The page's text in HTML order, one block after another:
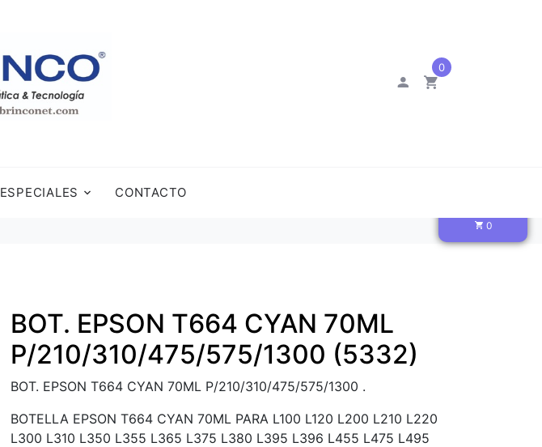
0
ESPECIALES CONTACTO
BOT. EPSON T664 CYAN 70ML
P/210/310/475/575/1300 (5332)
BOT. EPSON T664 CYAN 70ML P/210/310/475/575/1300 .
BOTELLA EPSON T664 CYAN 70ML PARA L100 L120 L200 L210 L220
L300 L310 L350 L355 L365 L375 L380 L395 L396 L455 L475 L495
0